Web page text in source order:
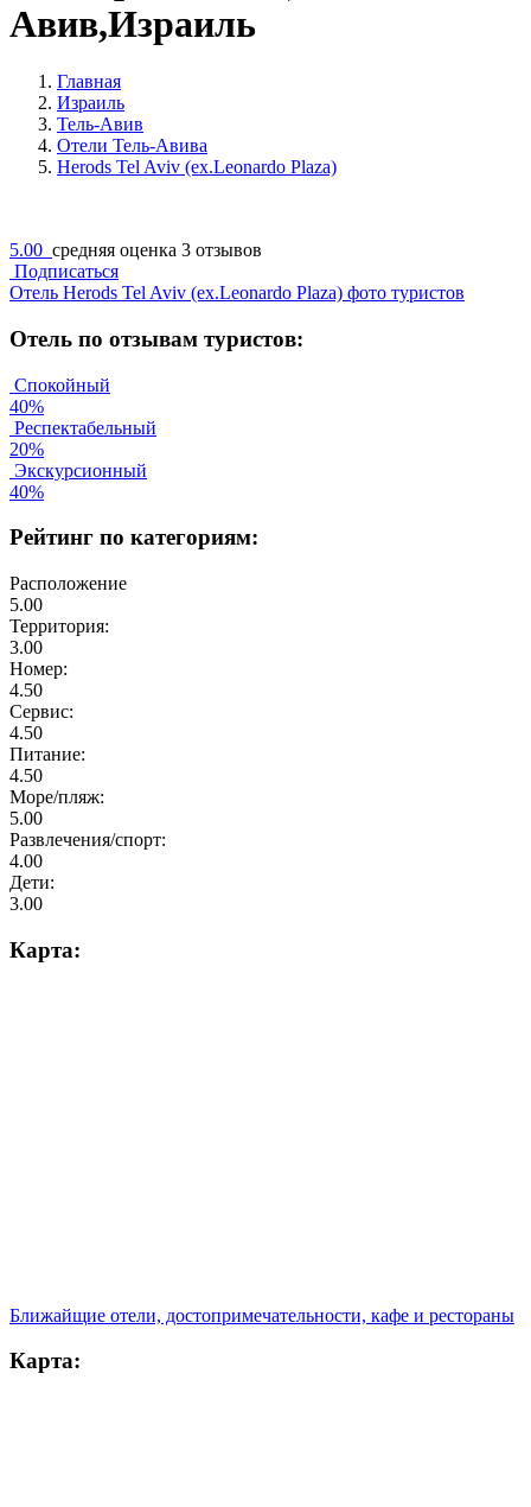
Авив,Израиль
Главная
Израиль
Тель-Авив
Отели Тель-Авива
Herods Tel Aviv (ex.Leonardo Plaza)
5.00 средняя оценка 3 отзывов
Подписаться
Отель Herods Tel Aviv (ex.Leonardo Plaza) фото туристов
Отель по отзывам туристов:
Спокойный
40%
Респектабельный
20%
Экскурсионный
40%
Рейтинг по категориям:
Расположение
5.00
Территория:
3.00
Номер:
4.50
Сервис:
4.50
Питание:
4.50
Море/пляж:
5.00
Развлечения/спорт:
4.00
Дети:
3.00
Карта:
Ближайщие отели, достопримечательности, кафе и рестораны
Карта: